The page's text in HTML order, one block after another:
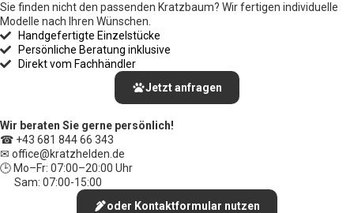
Sie finden nicht den passenden Kratzbaum? Wir fertigen individuelle
Modelle nach Ihren Wünschen.
Handgefertigte Einzelstücke
Persönliche Beratung inklusive
Direkt vom Fachhändler
Jetzt anfragen
Wir beraten Sie gerne persönlich!
☎ +43 681 844 66 343
✉ office@kratzhelden.de
🕒 Mo–Fr: 07:00–20:00 Uhr
Sam: 07:00-15:00
oder Kontaktformular nutzen